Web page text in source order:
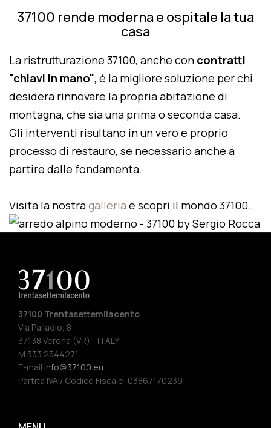
37100 rende moderna e ospitale la tua
casa
La ristrutturazione 37100, anche con contratti
"chiavi in mano", è la migliore soluzione per chi
desidera rinnovare la propria abitazione di
montagna, che sia una prima o seconda casa.
Gli interventi risultano in un vero e proprio
processo di restauro, se necessario anche a
partire dalle fondamenta.
Visita la nostragalleria e scopri il mondo 37100.
37100 Trentasettemilacento
Via Palladio, 8
37138 Verona (VR) - ITALY
M 333 2544271
E-mail info@37100.eu
Partita IVA / Codice Fiscale: 03867170239